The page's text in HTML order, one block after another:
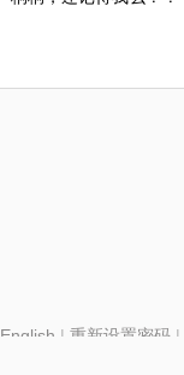
English | 重新设置密码|